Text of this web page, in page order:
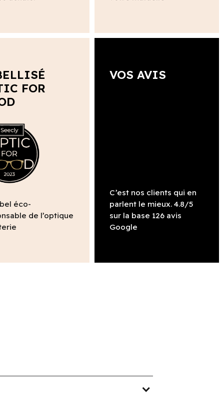
FOR
éco-
de l’optique
VOS AVIS
C’est nos clients qui en
parlent le mieux. 4.8/5
sur la base 126 avis
Google
expand_more